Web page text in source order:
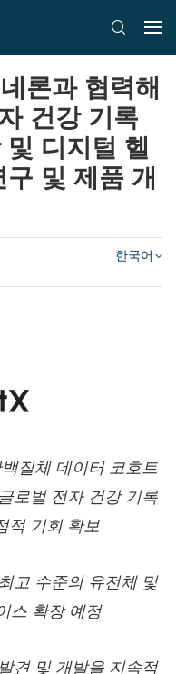
론과 협력해
건강 기록
디지털 헬
및 제품 개
한국어
질체 데이터 코호트
로벌 전자 건강 기록
적 기회 확보
고 수준의 유전체 및
스 확장 예정
견 및 개발을 지속적